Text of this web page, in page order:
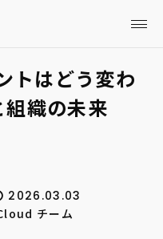
トはどう変わ
織の未来
2026.03.03
チーム